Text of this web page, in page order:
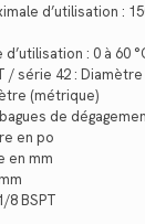
d’utilisation :
: 0 à 60
/ série 42 :
(métrique)
de
en po
en mm
8 BSPT